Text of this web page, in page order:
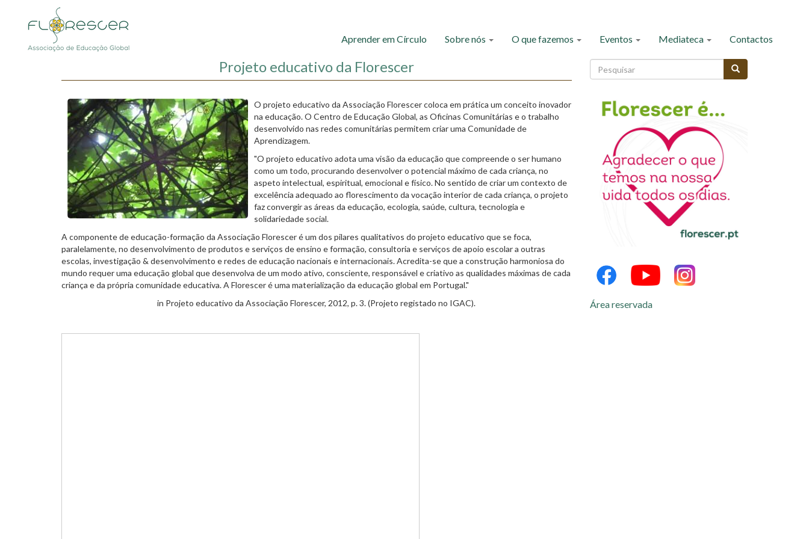
Aprender em Círculo Sobre nós O que fazemos Eventos Mediateca Contactos
Projeto educativo da Florescer
O projeto educativo da Associação Florescer coloca em prática um conceito inovador
na educação. O Centro de Educação Global, as Oficinas Comunitárias e o trabalho
desenvolvido nas redes comunitárias permitem criar uma Comunidade de
Aprendizagem.
"O projeto educativo adota uma visão da educação que compreende o ser humano
como um todo, procurando desenvolver o potencial máximo de cada criança, no
aspeto intelectual, espiritual, emocional e físico. No sentido de criar um contexto de
excelência adequado ao florescimento da vocação interior de cada criança, o projeto
faz convergir as áreas da educação, ecologia, saúde, cultura, tecnologia e
solidariedade social.
A componente de educação-formação da Associação Florescer é um dos pilares qualitativos do projeto educativo que se foca,
paralelamente, no desenvolvimento de produtos e serviços de ensino e formação, consultoria e serviços de apoio escolar a outras
escolas, investigação & desenvolvimento e redes de educação nacionais e internacionais. Acredita-se que a construção harmoniosa do
mundo requer uma educação global que desenvolva de um modo ativo, consciente, responsável e criativo as qualidades máximas de cada
criança e da própria comunidade educativa. A Florescer é uma materialização da educação global em Portugal."
in Projeto educativo da Associação Florescer, 2012, p. 3. (Projeto registado no IGAC).
Formulário
de
Área reservada